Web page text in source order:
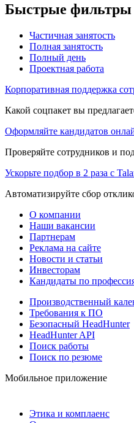
Быстрые фильтры
Частичная занятость
Полная занятость
Полный день
Проектная работа
Корпоративная поддержка
Какой соцпакет вы
Оформляйте кандидатов
Проверяйте сотрудников и
Ускорьте подбор в 2 раза с
Автоматизируйте сбор
О компании
Наши вакансии
Партнерам
Реклама на сайте
Новости и статьи
Инвесторам
Кандидаты по
Производственный
Требования к ПО
Безопасный HeadHunter
HeadHunter API
Поиск работы
Поиск по резюме
Мобильное приложение
Этика и комплаенс